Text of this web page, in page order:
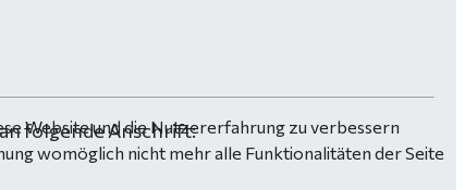
folgende Anschrift:
Website und die Nutzererfahrung zu verbessern
womöglich nicht mehr alle Funktionalitäten der Seite